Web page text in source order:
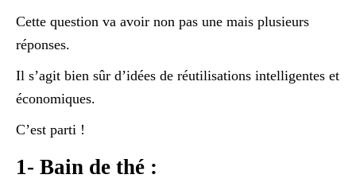
Cette question va avoir non pas une mais plusieurs
réponses.
Il s’agit bien sûr d’idées de réutilisations intelligentes et
économiques.
C’est parti !
1- Bain de thé :